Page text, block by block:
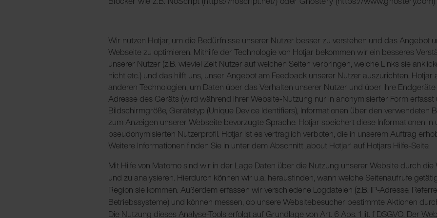
Wir nutzen Hotjar, um die Bedürfnisse unserer Nutzer besser zu verstehen und das Angebot
Webseite zu optimieren. Mithilfe der Technologie von Hotjar bekommen wir ein besseres
unserer Nutzer (z.B. wieviel Zeit Nutzer auf welchen Seiten verbringen, welche Links sie
nicht etc.) und das hilft uns, unser Angebot am Feedback unserer Nutzer auszurichten.
anderen Technologien, um Daten über das Verhalten unserer Nutzer und über ihre
Adresse des Geräts (wird während Ihrer Website-Nutzung nur in anonymisierter Form
Bildschirmgröße, Gerätetyp (Unique Device Identifiers), Informationen über den verwendeten
zum Anzeigen unserer Webseite bevorzugte Sprache. Hotjar speichert diese Informationen
pseudonymisierten Nutzerprofil. Hotjar ist es vertraglich verboten, die in unserem Auftrag
Weitere Informationen finden Sie in unter dem Abschnitt ‚about Hotjar‘ auf Hotjars Hilfe-Seite.
Mit Hilfe von Matomo sind wir in der Lage Daten über die Nutzung unserer Website durch
und zu analysieren. Hierdurch können wir u.a. herausfinden, wann welche Seitenaufrufe
Region sie kommen. Außerdem erfassen wir verschiedene Logdateien (z.B. IP-Adresse,
Betriebssysteme) und können messen, ob unsere Websitebesucher bestimmte Aktionen
Die Nutzung dieses Analyse-Tools erfolgt auf Grundlage von Art. 6 Abs. 1 lit. f DSGVO. Der